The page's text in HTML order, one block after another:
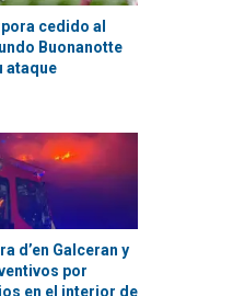
cedido al
Buonanotte
ataque
d’en Galceran y
por
en el interior de